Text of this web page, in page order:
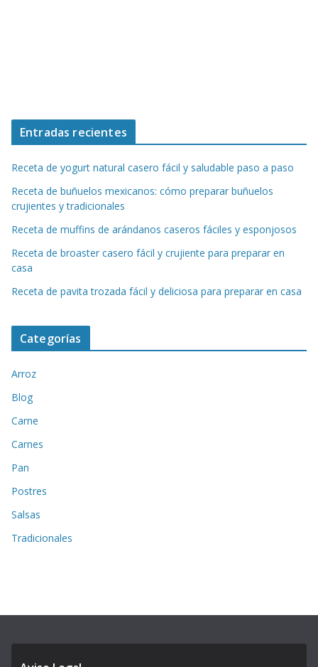
Entradas recientes
Receta de yogurt natural casero fácil y saludable paso a paso
Receta de buñuelos mexicanos: cómo preparar buñuelos
crujientes y tradicionales
Receta de muffins de arándanos caseros fáciles y esponjosos
Receta de broaster casero fácil y crujiente para preparar en
casa
Receta de pavita trozada fácil y deliciosa para preparar en casa
Categorías
Arroz
Blog
Carne
Carnes
Pan
Postres
Salsas
Tradicionales